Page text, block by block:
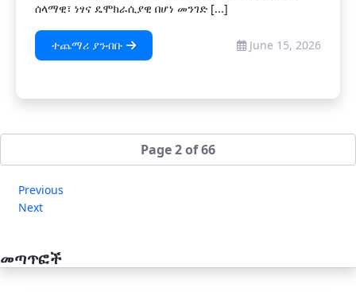
ሰላማዊ፣ ነፃና ዴሞክራሲያዊ በሆነ መንገድ [...]
ተጨማሪ ያንብቡ June 15, 2026
Page 2 of 66
Previous
Next
መጣጥፎች